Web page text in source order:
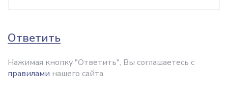
Ответить
Нажимая кнопку "Ответить", Вы соглашаетесь с
правилами нашего сайта